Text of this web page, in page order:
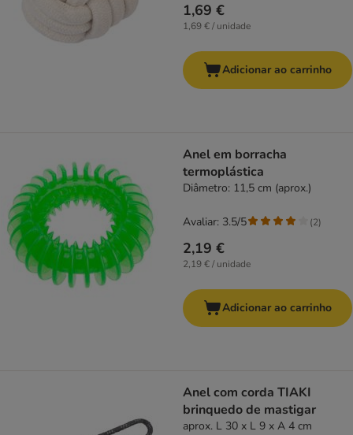
1,69 €
1,69 € / unidade
Adicionar ao carrinho
Anel em borracha
termoplástica
Diâmetro: 11,5 cm (aprox.)
2,19 €
2,19 € / unidade
Avaliar: 3.5/5 (2)
Adicionar ao carrinho
Anel com corda TIAKI
brinquedo de mastigar
aprox. L 30 x L 9 x A 4 cm